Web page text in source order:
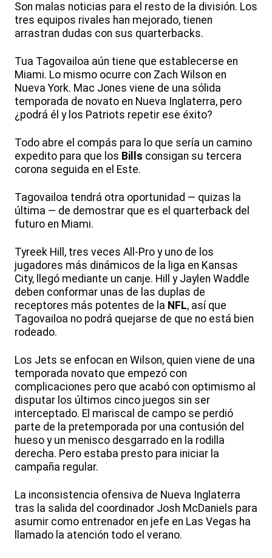
Son malas noticias para el resto de la división. Los
tres equipos rivales han mejorado, tienen
arrastran dudas con sus quarterbacks.
Tua Tagovailoa aún tiene que establecerse en
Miami. Lo mismo ocurre con Zach Wilson en
Nueva York. Mac Jones viene de una sólida
temporada de novato en Nueva Inglaterra, pero
¿podrá él y los Patriots repetir ese éxito?
Todo abre el compás para lo que sería un camino
expedito para que los Bills consigan su tercera
corona seguida en el Este.
Tagovailoa tendrá otra oportunidad — quizas la
última — de demostrar que es el quarterback del
futuro en Miami.
Tyreek Hill, tres veces All-Pro y uno de los
jugadores más dinámicos de la liga en Kansas
City, llegó mediante un canje. Hill y Jaylen Waddle
deben conformar unas de las duplas de
receptores más potentes de la NFL, así que
Tagovailoa no podrá quejarse de que no está bien
rodeado.
Los Jets se enfocan en Wilson, quien viene de una
temporada novato que empezó con
complicaciones pero que acabó con optimismo al
disputar los últimos cinco juegos sin ser
interceptado. El mariscal de campo se perdió
parte de la pretemporada por una contusión del
hueso y un menisco desgarrado en la rodilla
derecha. Pero estaba presto para iniciar la
campaña regular.
La inconsistencia ofensiva de Nueva Inglaterra
tras la salida del coordinador Josh McDaniels para
asumir como entrenador en jefe en Las Vegas ha
llamado la atención todo el verano.